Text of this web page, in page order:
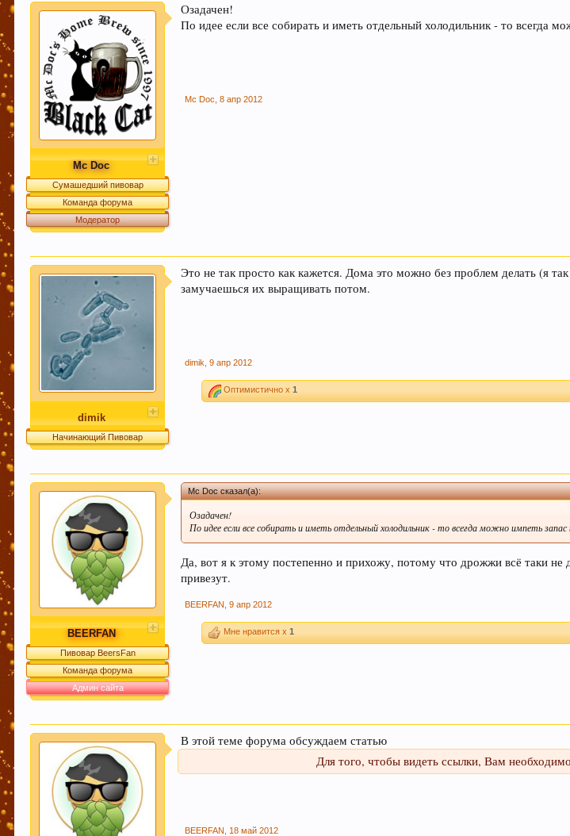
Mc Doc
Сумашедший пивовар
Команда форума
Модератор
Озадачен!
По идее если все собирать и иметь отдельный холодильник - то всегда
Mc Doc 8 апр 2012
dimik
Начинающий Пивовар
Это не так просто как кажется. Дома это можно без проблем делать (я
замучаешься их выращивать потом.
dimik 9 апр 2012
Оптимистично x1
BEERFAN
Пивовар BeersFan
Команда форума
Админ сайта
Mc Doc сказал(а):
Озадачен!
По идее если все собирать и иметь отдельный холодильник - то всегда можно импеть
Да, вот я к этому постепенно и прихожу, потому что дрожжи всё таки
привезут.
BEERFAN 9 апр 2012
Мне нравится x1
В этой теме форума обсуждаем статью
Для того, чтобы видеть ссылки, Вам необходимо
BEERFAN 18 май 2012